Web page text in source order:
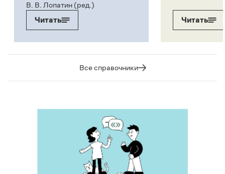
В. В. Лопатин (ред.)
Читать
Читать
Все справочники